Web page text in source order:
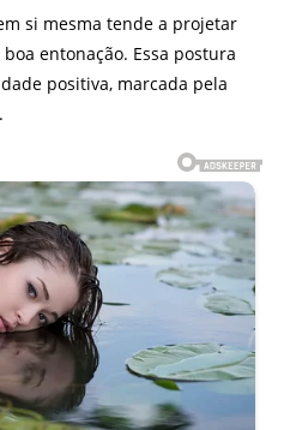
si mesma tende a projetar
entonação. Essa postura
positiva, marcada pela